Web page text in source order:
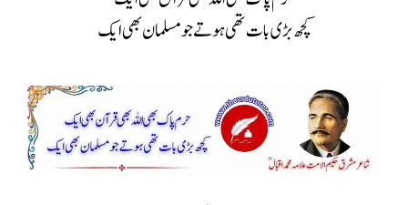
کچھ بڑی بات تھی ہوتے جو مسلمان بھی ایک